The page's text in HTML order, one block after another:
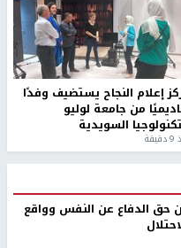
إعلام النجاح يستضيف وفدًا
من جامعة لوليو
السويدية
حق الدفاع عن النفس وواقع